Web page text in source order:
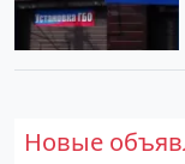
Новые